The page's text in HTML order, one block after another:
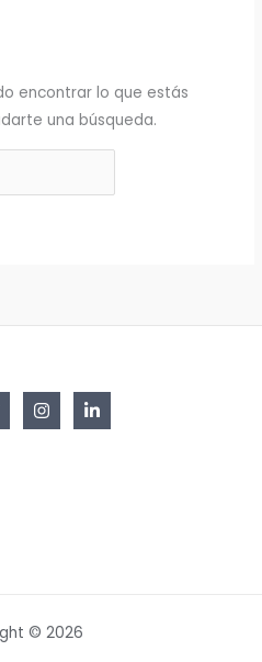
encontrar lo que estás
una búsqueda.
© 2026